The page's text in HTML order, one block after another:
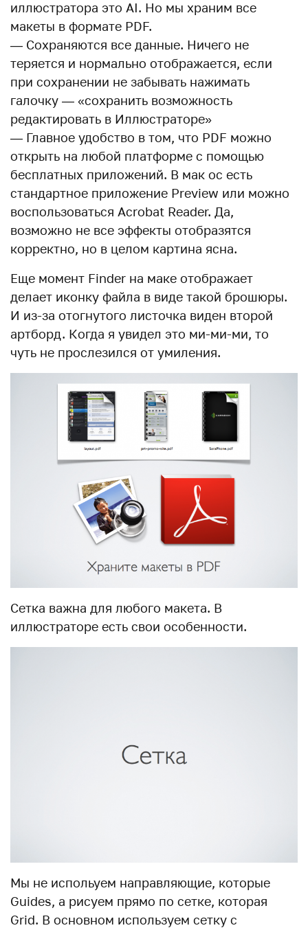
иллюстратора это AI. Но мы храним все
макеты в формате PDF.
— Сохраняются все данные. Ничего не
теряется и нормально отображается, если
при сохранении не забывать нажимать
галочку — «сохранить возможность
редактировать в Иллюстраторе»
— Главное удобство в том, что PDF можно
открыть на любой платформе с помощью
бесплатных приложений. В мак ос есть
стандартное приложение Preview или можно
воспользоваться Acrobat Reader. Да,
возможно не все эффекты отобразятся
корректно, но в целом картина ясна.
Еще момент Finder на маке отображает
делает иконку файла в виде такой брошюры.
И из-за отогнутого листочка виден второй
артборд. Когда я увидел это ми-ми-ми, то
чуть не прослезился от умиления.
Сетка важна для любого макета. В
иллюстраторе есть свои особенности.
Мы не испольуем направляющие, которые
Guides, а рисуем прямо по сетке, которая
Grid. В основном используем сетку с